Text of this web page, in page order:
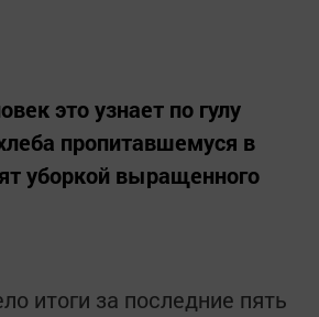
это узнает по гулу
пропитавшемуся в
уборкой выращенного
итоги за последние пять